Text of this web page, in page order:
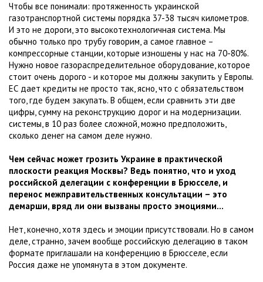
Чтобы все понимали: протяженность украинской
газотранспортной системы порядка 37-38 тысяч километров.
И это не дороги, это высокотехнологичная система. Мы
обычно только про трубу говорим, а самое главное –
компрессорные станции, которые изношены у нас на 70-80%.
Нужно новое газораспределительное оборудование, которое
стоит очень дорого - и которое мы должны закупить у Европы.
ЕС дает кредиты не просто так, ясно, что с обязательством
того, где будем закупать. В общем, если сравнить эти две
цифры, сумму на реконструкцию дорог и на модернизации.
системы, в 10 раз более сложной, можно предположить,
сколько денег на самом деле нужно.
Чем сейчас может грозить Украине в практической
плоскости реакция Москвы? Ведь понятно, что и уход
российской делегации с конференции в Брюсселе, и
перенос межправительственных консультации – это
демарши, вряд ли они вызваны просто эмоциями...
Нет, конечно, хотя здесь и эмоции присутствовали. Но в самом
деле, странно, зачем вообще российскую делегацию в таком
формате приглашали на конференцию в Брюсселе, если
Россия даже не упомянута в этом документе.